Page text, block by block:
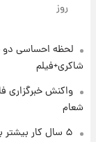
روز
لحظه احساسی دو
شاکری+فیلم
واکنش خبرگزاری
شعام
۵ سال کار بیشتر برای این گروه از متقاضیان بازنشستگی